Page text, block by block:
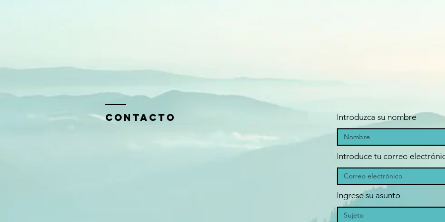
Contacto Introduzca su nombre
Introduce tu correo
Ingrese su asunto